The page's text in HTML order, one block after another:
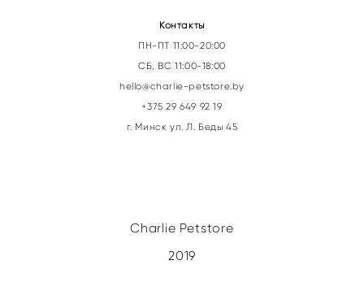
Контакты
ПН-ПТ 11:00-20:00
СБ, ВС 11:00-18:00
hello@charlie-petstore.by
+375 29 649 92 19
г. Минск ул. Л. Беды 45
Charlie Petstore
2019